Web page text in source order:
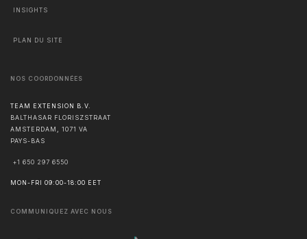
INSIGHTS
PLAN DU SITE
NOS COORDONNÉES
TEAM EXTENSION B.V.
BALTHASAR FLORISZSTRAAT
AMSTERDAM
1071 VA
PAYS-BAS
+1 650 297 6550
MON-FRI 09:00-18:00 EET
COMMUNIQUEZ AVEC NOUS